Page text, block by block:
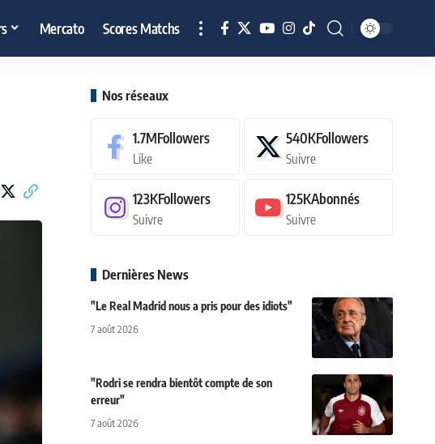
Mercato Scores Matchs
Nos réseaux
1.7MFollowers
Like
540KFollowers
Suivre
123KFollowers
Suivre
125KAbonnés
Suivre
Dernières News
"Le Real Madrid nous a pris pour des idiots"
7 août 2026
"Rodri se rendra bientôt compte de son
erreur"
7 août 2026